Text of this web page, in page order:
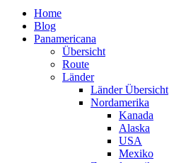
Home
Blog
Panamericana
Übersicht
Route
Länder
Länder Übersicht
Nordamerika
Kanada
Alaska
USA
Mexiko